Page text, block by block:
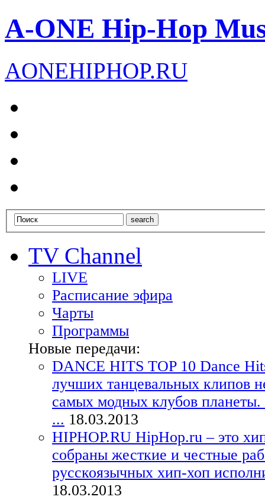
A-ONE Hip-Hop
AONEHIPHOP.RU
TV Channel
LIVE
Расписание эфира
Чарты
Программы
Новые передачи:
DANCE HITS TOP 10 Dance
лучших танцевальных клипов
самых модных клубов планеты.
... 18.03.2013
HIPHOP.RU HipHop.ru – это
собраны жесткие и честные
русскоязычных хип-хоп
18.03.2013